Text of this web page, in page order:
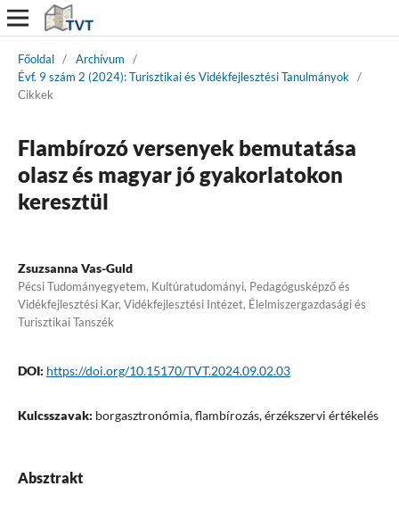
Főoldal / Archívum
/
Évf. 9 szám 2 (2024): Turisztikai és Vidékfejlesztési Tanulmányok /
Cikkek
Flambírozó versenyek bemutatása
olasz és magyar jó gyakorlatokon
keresztül
Zsuzsanna Vas-Guld
Pécsi Tudományegyetem, Kultúratudományi, Pedagógusképző és
Vidékfejlesztési Kar, Vidékfejlesztési Intézet, Élelmiszergazdasági és
Turisztikai Tanszék
DOI: https://doi.org/10.15170/TVT.2024.09.02.03
Kulcsszavak: borgasztronómia, flambírozás, érzékszervi értékelés
Absztrakt